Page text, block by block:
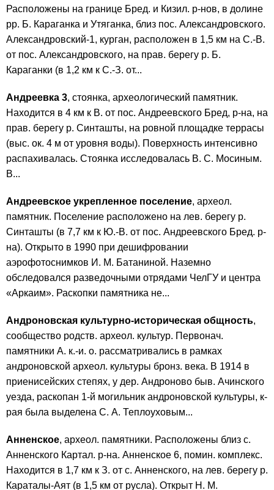
Расположены на границе Бред. и Кизил. р-нов, в долине
рр. Б. Караганка и Утяганка, близ пос. Александровского.
Александровский-1, курган, расположен в 1,5 км на С.-В.
от пос. Александровского, на прав. берегу р. Б.
Караганки (в 1,2 км к С.-З. от...
Андреевка 3, стоянка, археологический памятник.
Находится в 4 км к В. от пос. Андреевского Бред, р-на, на
прав. берегу р. Синташты, на ровной площадке террасы
(выс. ок. 4 м от уровня воды). Поверхность интенсивно
распахивалась. Стоянка исследовалась В. С. Мосиным.
В...
Андреевское укрепленное поселение, археол.
памятник. Поселение расположено на лев. берегу р.
Синташты (в 7,7 км к Ю.-В. от пос. Андреевского Бред. р-
на). Открыто в 1990 при дешифровании
аэрофотоснимков И. М. Батаниной. Наземно
обследовался разведочными отрядами ЧелГУ и центра
«Аркаим». Раскопки памятника не...
Андроновская культурно-историческая общность,
сообщество родств. археол. культур. Первонач.
памятники А. к.-и. о. рассматривались в рамках
андроновской археол. культуры бронз. века. В 1914 в
приенисейских степях, у дер. Андроново быв. Ачинского
уезда, раскопан 1-й могильник андроновской культуры, к-
рая была выделена С. А. Теплоуховым...
Анненское, археол. памятники. Расположены близ с.
Анненского Картал. р-на. Анненское 6, помин. комплекс.
Находится в 1,7 км к З. от с. Анненского, на лев. берегу р.
Караталы-Аят (в 1,5 км от русла). Открыт Н. М.